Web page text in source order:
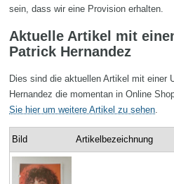
sein, dass wir eine Provision erhalten.
Aktuelle Artikel mit
Patrick Hernandez
Dies sind die aktuellen Artikel mit einer
Hernandez die momentan in Online
Sie hier um weitere Artikel zu sehen
Bild Artikelbezeichnung